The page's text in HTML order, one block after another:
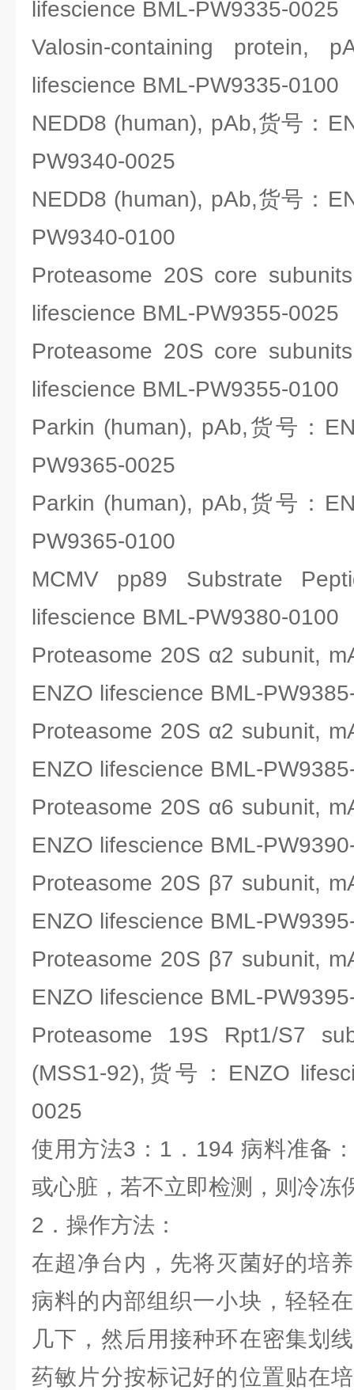
lifescience BML-PW9335-0025
Valosin-containing
lifescience BML-PW9335-0100
NEDD8 (human), pAb,货号：
PW9340-0025
NEDD8 (human), pAb,货号：
PW9340-0100
Proteasome 20S core
lifescience BML-PW9355-0025
Proteasome 20S core
lifescience BML-PW9355-0100
Parkin (human), pAb,货号：
PW9365-0025
Parkin (human), pAb,货号：
PW9365-0100
MCMV pp89 Substrate
lifescience BML-PW9380-0100
Proteasome 20S α2 subunit,
ENZO lifescience BML-
Proteasome 20S α2 subunit,
ENZO lifescience BML-
Proteasome 20S α6 subunit,
ENZO lifescience BML-
Proteasome 20S β7 subunit,
ENZO lifescience BML-
Proteasome 20S β7 subunit,
ENZO lifescience BML-
Proteasome 19S Rpt1/S7
(MSS1-92),货号：ENZO
0025
使用方法3：1．194 病料准备
或心脏，若不立即检测，则冷冻
2．操作方法：
在超净台内，先将灭菌好的培
病料的内部组织一小块，轻轻
几下，然后用接种环在密集划
药敏片分按标记好的位置贴在